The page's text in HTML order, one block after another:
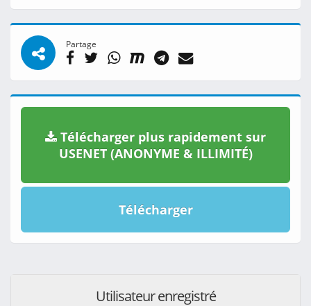
Partage
Télécharger plus rapidement sur
USENET (ANONYME & ILLIMITÉ)
Télécharger
Utilisateur enregistré